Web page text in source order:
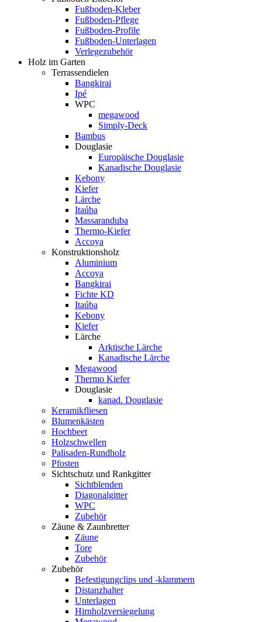
Fußboden-Kleber
Fußboden-Pflege
Fußboden-Profile
Fußboden-Unterlagen
Verlegezubehör
Holz im Garten
Terrassendielen
Bangkirai
Ipé
WPC
megawood
Simply-Deck
Bambus
Douglasie
Europäische Douglasie
Kanadische Douglasie
Kebony
Kiefer
Lärche
Itaúba
Massaranduba
Thermo-Kiefer
Accoya
Konstruktionsholz
Aluminium
Accoya
Bangkirai
Fichte KD
Itaúba
Kebony
Kiefer
Lärche
Arktische Lärche
Kanadische Lärche
Megawood
Thermo Kiefer
Douglasie
kanad. Douglasie
Keramikfliesen
Blumenkästen
Hochbeet
Holzschwellen
Palisaden-Rundholz
Pfosten
Sichtschutz und Rankgitter
Sichtblenden
Diagonalgitter
WPC
Zubehör
Zäune & Zaunbretter
Zäune
Tore
Zubehör
Zubehör
Befestigungclips und -klammern
Distanzhalter
Unterlagen
Hirnholzversiegelung